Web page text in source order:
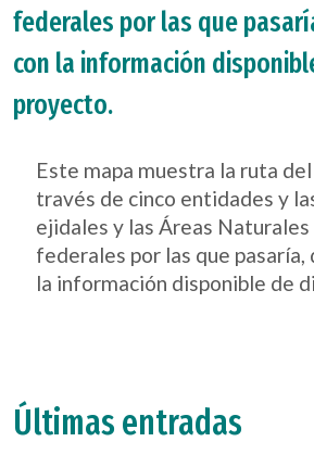
federales por las que
con la información
proyecto.
Este mapa muestra la ruta
través de cinco entidades y
ejidales y las Áreas
federales por las que pasaría,
la información disponible de
Últimas entradas